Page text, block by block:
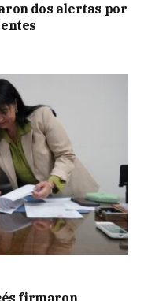
dos alertas por
firmaron